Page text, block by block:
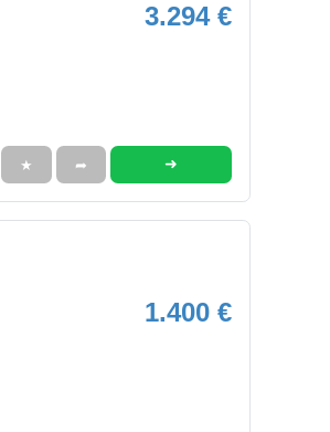
3.294 €
★ ➦ ➜
1.400 €